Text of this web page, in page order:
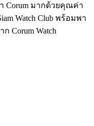
Corum มากด้วยคุณค่า
Watch Club พร้อมพา
Corum Watch